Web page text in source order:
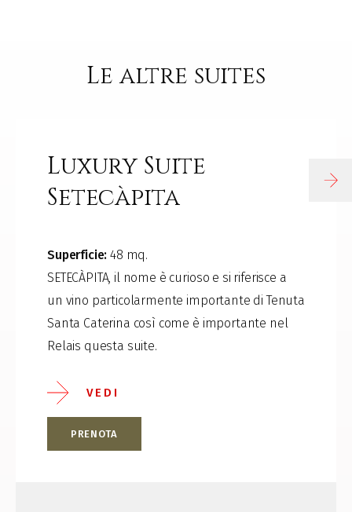
Le altre suites
Luxury Suite
Setecàpita
Superficie: 48 mq.
SETECÀPITA, il nome è curioso e si riferisce a
un vino particolarmente importante di Tenuta
Santa Caterina così come è importante nel
Relais questa suite.
VEDI
PRENOTA